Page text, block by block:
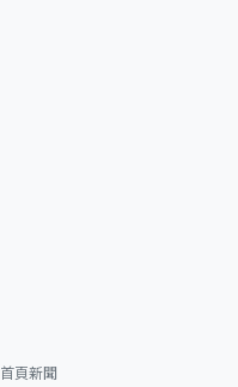
首頁新聞